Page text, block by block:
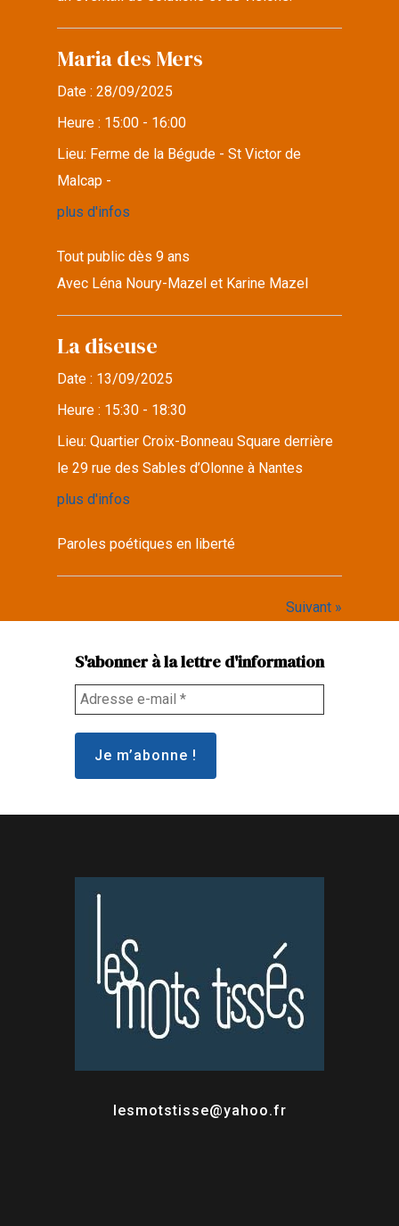
Maria des Mers
Date :28/09/2025
Heure : 15:00 - 16:00
Lieu: Ferme de la Bégude - St Victor de
Malcap -
plus d'infos
Tout public dès 9 ans
Avec Léna Noury-Mazel et Karine Mazel
La diseuse
Date : 13/09/2025
Heure : 15:30 - 18:30
Lieu:Quartier Croix-Bonneau Square derrière
le 29 rue des Sables d’Olonne à Nantes
plus d'infos
Paroles poétiques en liberté
Suivant »
S'abonner à la lettre d'information
lesmotstisse@yahoo.fr